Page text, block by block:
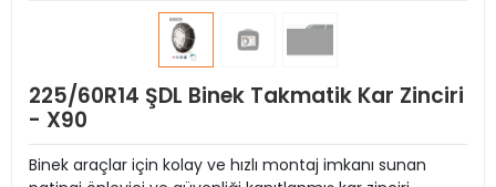
225/60R14 ŞDL Binek Takmatik Kar Zinciri
- X90
Binek araçlar için kolay ve hızlı montaj imkanı sunan